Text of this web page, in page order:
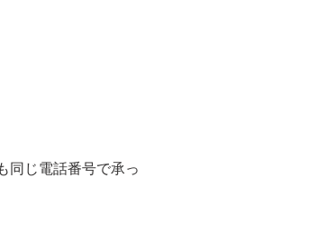
同じ電話番号で承っ